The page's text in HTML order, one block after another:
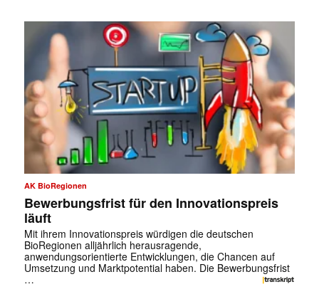
AK BioRegionen
Bewerbungsfrist für den Innovationspreis
läuft
Mit ihrem Innovationspreis würdigen die deutschen
BioRegionen alljährlich herausragende,
anwendungsorientierte Entwicklungen, die Chancen auf
Umsetzung und Marktpotential haben. Die Bewerbungsfrist
…